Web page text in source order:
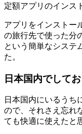
定額アプリのインス
アプリをインストー
の旅行先で使った分
という簡単なシステ
た。
日本国内でして
日本国内にいるうち
ので、それさえ忘れ
ても快適に使えたと